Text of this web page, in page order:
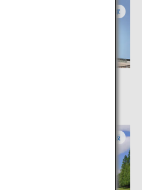
兵庫
大阪